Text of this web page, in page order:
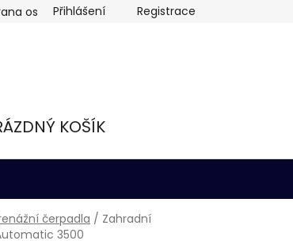
osobních údajů
Přihlášení Registrace
KOŠÍK
čerpadla / Zahradní
3500